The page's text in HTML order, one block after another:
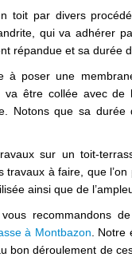
toit par divers
qui va adhérer
répandue et sa durée
à poser une
va être collée avec
Notons que sa
sur un toit-
à faire, que
ainsi que de
recommandons
à Montbazon. Notre
bon déroulement de